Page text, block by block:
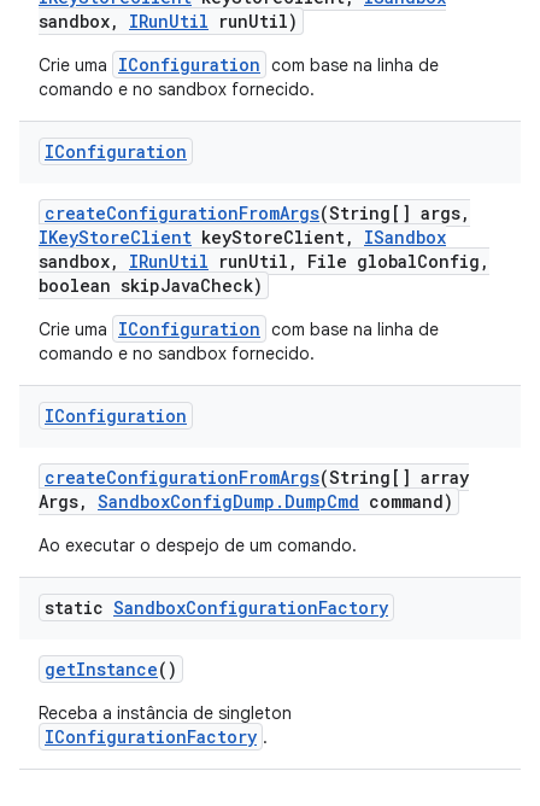
sandbox, IRunUtil runUtil)
Crie uma IConfiguration com base na linha de
comando e no sandbox fornecido.
IConfiguration
createConfigurationFromArgs(String[] args,
IKeyStoreClient keyStoreClient,
ISandbox
sandbox, IRunUtil runUtil , File globalConfig ,
boolean skipJavaCheck)
Crie uma IConfiguration com base na linha de
comando e no sandbox fornecido.
IConfiguration
createConfigurationFromArgs(String[] array
Args, SandboxConfigDump . DumpCmd command)
Ao executar o despejo de um comando.
static SandboxConfigurationFactory
getInstance()
Receba a instância de singleton
IConfigurationFactory .